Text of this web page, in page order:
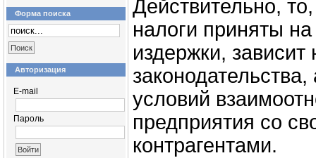
Форма поиска
Авторизация
E-mail
Пароль
Действительно,
налоги приняты
издержки, зависит
условий
предприятия со
контрагентами.